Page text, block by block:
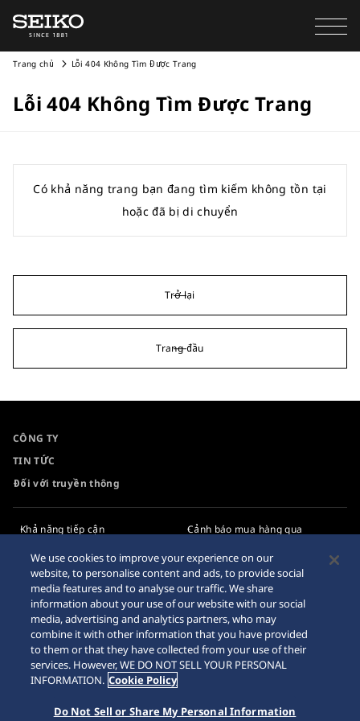
Trang chủ Lỗi 404 Không Tìm Được Trang
Lỗi 404 Không Tìm Được Trang
Có khả năng trang bạn đang tìm kiếm không tồn tại
hoặc đã bị di chuyển
Trở lại
Trang đầu
CÔNG TY
TIN TỨC
Đối với truyền thông
Khả năng tiếp cận
Yêu cầu
Cảnh báo mua hàng qua
Chính sách bảo mật
Chính sách cookie
Sơ đồ trang web
© 2026 Tập đoàn đồng hồ Seiko
We use cookies to improve your experience on our
website, to personalise content and ads, to provide social
media features and to analyse our traffic. We share
information about your use of our website with our social
media, advertising and analytics partners, who may
combine it with other information that you have provided
to them or that they have collected from your use of their
services. However, WE DO NOT SELL YOUR PERSONAL
INFORMATION. Cookie Policy
Do Not Sell or Share My Personal Information